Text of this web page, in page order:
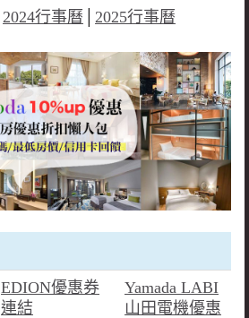
2024行事曆 2025行事曆
EDION優惠券
連結
Yamada LABI
山田電機優惠